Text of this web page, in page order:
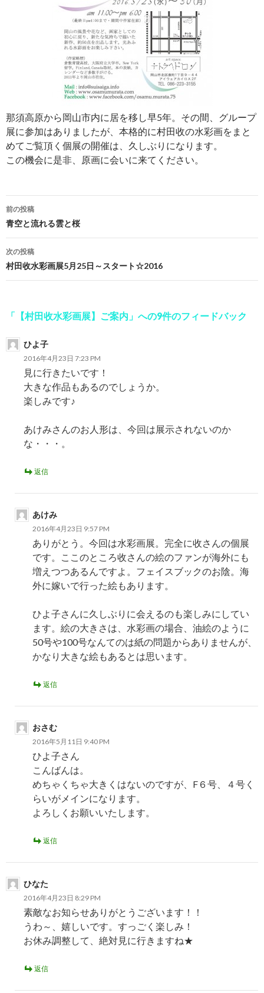
那須高原から岡山市内に居を移し早5年。その間、グループ
展に参加はありましたが、本格的に村田收の水彩画をまと
めてご覧頂く個展の開催は、久しぶりになります。
この機会に是非、原画に会いに来てください。
投
稿
ナ
ゲ
シ
前の投稿
青空と流れる雲と桜
次の投稿
村田收水彩画展5月25日～スタート☆2016
「【村田收水彩画展】ご案内」への9件のフィードバック
ひよ子
2016年4月23日 7:23 PM
見に行きたいです！
大きな作品もあるのでしょうか。
楽しみです♪
あけみさんのお人形は、今回は展示されないのか
な・・・。
返信
あけみ
2016年4月23日 9:57 PM
ありがとう。今回は水彩画展。完全に收さんの個展
です。ここのところ收さんの絵のファンが海外にも
増えつつあるんですよ。フェイスブックのお陰。海
外に嫁いで行った絵もあります。
ひよ子さんに久しぶりに会えるのも楽しみにしてい
ます。絵の大きさは、水彩画の場合、油絵のように
50号や100号なんてのは紙の問題からありませんが、
かなり大きな絵もあるとは思います。
返信
おさむ
2016年5月11日 9:40 PM
ひよ子さん
こんばんは。
めちゃくちゃ大きくはないのですが、F６号、４号く
らいがメインになります。
よろしくお願いいたします。
返信
ひなた
2016年4月23日 8:29 PM
素敵なお知らせありがとうございます！！
うわ～、嬉しいです。すっごく楽しみ！
お休み調整して、絶対見に行きますね★
返信